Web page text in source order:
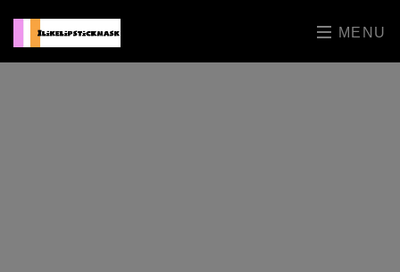
MENU